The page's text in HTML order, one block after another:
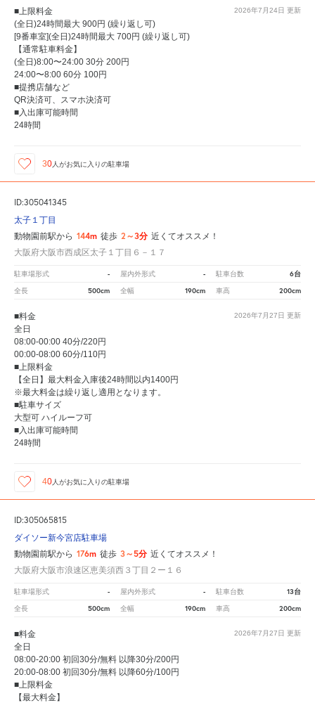
2026年7月24日 更新
■上限料金
(全日)24時間最大 900円 (繰り返し可)
[9番車室](全日)24時間最大 700円 (繰り返し可)
【通常駐車料金】
(全日)8:00〜24:00 30分 200円
24:00〜8:00 60分 100円
■提携店舗など
QR決済可、スマホ決済可
■入出庫可能時間
24時間
30 人がお気に入りの駐車場
ID:305041345
太子１丁目
動物園前駅から 144m 徒歩 2～3分 近くてオススメ！
大阪府大阪市西成区太子１丁目６－１７
駐車場形式 - 屋内外形式 - 駐車台数 6台
全長 500cm 全幅 190cm 車高 200cm
2026年7月27日 更新
■料金
全日
08:00-00:00 40分/220円
00:00-08:00 60分/110円
■上限料金
【全日】最大料金入庫後24時間以内1400円
※最大料金は繰り返し適用となります。
■駐車サイズ
大型可 ハイルーフ可
■入出庫可能時間
24時間
40 人がお気に入りの駐車場
ID:305065815
ダイソー新今宮店駐車場
動物園前駅から 176m 徒歩 3～5分 近くてオススメ！
大阪府大阪市浪速区恵美須西３丁目２ー１６
駐車場形式 - 屋内外形式 - 駐車台数 13台
全長 500cm 全幅 190cm 車高 200cm
2026年7月27日 更新
■料金
全日
08:00-20:00 初回30分/無料 以降30分/200円
20:00-08:00 初回30分/無料 以降60分/100円
■上限料金
【最大料金】